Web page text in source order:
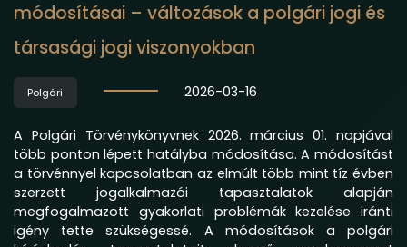
módosításai – változások a polgári jogi és
társasági jogi viszonyokban
Polgári 2026-03-16
A Polgári Törvénykönyvnek 2026. március 01. napjával
több ponton lépett hatályba módosítása. A módosítást
a törvénnyel kapcsolatban az elmúlt több mint tíz évben
szerzett jogalkalmazói tapasztalatok alapján
megfogalmazott gyakorlati problémák kezelése iránti
igény tette szükségessé. A módosítások a polgári